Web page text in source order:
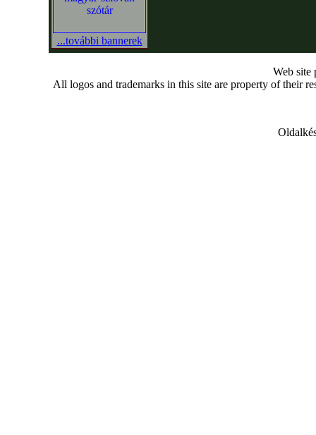
...további bannerek
Web site
All logos and trademarks in this site are property of their